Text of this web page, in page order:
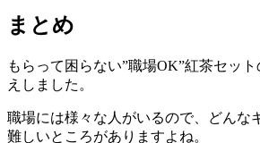
まとめ
もらって困らない”職場OK”紅茶セッ
えしました。
職場には様々な人がいるので、どんな
難しいところがありますよね。